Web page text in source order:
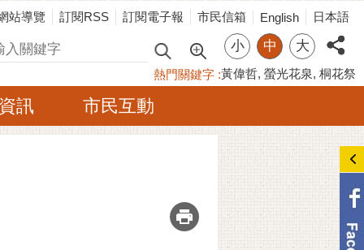
站導覽 訂閱RSS 訂閱電子報 市民信箱 English 日本語
小 中 大
熱門關鍵字 黃偉哲 螢光花泉 桐花祭
訊 市民互動
_